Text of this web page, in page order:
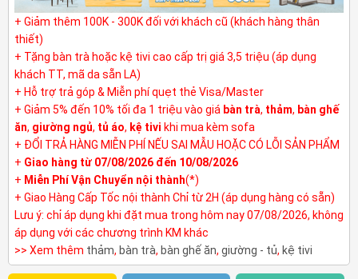
+ Giảm thêm 100K - 300K đối với khách cũ (khách hàng thân
thiết)
+ Tặng bàn trà hoặc kệ tivi cao cấp trị giá 3,5 triệu (áp dụng
khách TT, mã da sẵn LA)
+ Hỗ trợ trả góp & Miễn phí quẹt thẻ Visa/Master
+ Giảm 5% đến 10% tối đa 1 triệu vào giá bàn trà, thảm, bàn ghế
ăn, giường ngủ, tủ áo, kệ tivi khi mua kèm sofa
+ ĐỔI TRẢ HÀNG MIỄN PHÍ NẾU SAI MẪU HOẶC CÓ LỖI SẢN PHẨM
+ Giao hàng từ 07/08/2026 đến 10/08/2026
+ Miễn Phí Vận Chuyển nội thành(*)
+ Giao Hàng Cấp Tốc nội thành Chỉ từ 2H (áp dụng hàng có sẵn)
Lưu ý: chỉ áp dụng khi đặt mua trong hôm nay 07/08/2026, không
áp dụng với các chương trình KM khác
>> Xem thêm thảm, bàn trà, bàn ghế ăn, giường - tủ, kệ tivi